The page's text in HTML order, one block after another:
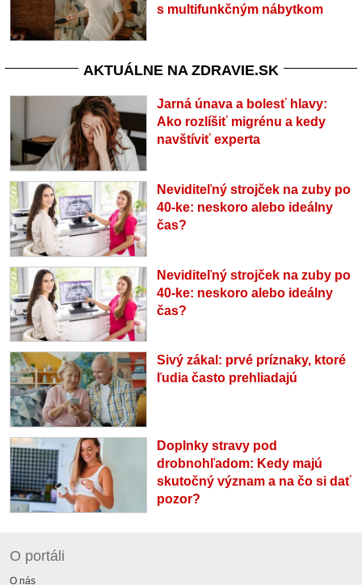
s multifunkčným nábytkom
AKTUÁLNE NA ZDRAVIE.SK
Jarná únava a bolesť hlavy:
Ako rozlíšiť migrénu a kedy
navštíviť experta
Neviditeľný strojček na zuby po
40-ke: neskoro alebo ideálny
čas?
Neviditeľný strojček na zuby po
40-ke: neskoro alebo ideálny
čas?
Sivý zákal: prvé príznaky, ktoré
ľudia často prehliadajú
Doplnky stravy pod
drobnohľadom: Kedy majú
skutočný význam a na čo si dať
pozor?
O portáli
O nás